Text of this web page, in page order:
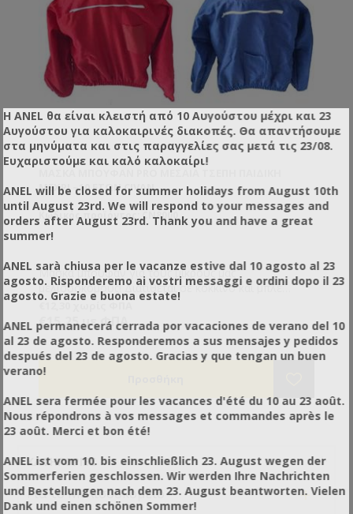
ΜΈΧΡΙ ~10 ΕΤΏΝ CIVAN
Κωδικός προϊόντος: CN8000
Μάσκα μπουφάν για τους μικρούς μας
μελισσοκόμους! Διατίθεται σε κόκκινο και μπλε
χρώμα. Διαθέτει μία μεγάλη τσέπη στο ύψος της
€15,25 με ΦΠΑ
ΚΑΤΗΓΟΡΊΕΣ
Για το Μελισσοκομείο +
Η ANEL θα είναι κλειστή από 10 Αυγούστου μέχρι και 23
Αυγούστου για καλοκαιρινές διακοπές. Θα απαντήσουμε
στα μηνύματα και στις παραγγελίες σας μετά τις 23/08.
Ευχαριστούμε και καλό καλοκαίρι!
ANEL will be closed for summer holidays from August 10th
until August 23rd. We will respond to your messages and
orders after August 23rd. Thank you and have a great
summer!
ANEL sarà chiusa per le vacanze estive dal 10 agosto al 23
agosto. Risponderemo ai vostri messaggi e ordini dopo il 23
agosto. Grazie e buona estate!
ANEL permanecerá cerrada por vacaciones de verano del 10
al 23 de agosto. Responderemos a sus mensajes y pedidos
después del 23 de agosto. Gracias y que tengan un buen
verano!
ANEL sera fermée pour les vacances d'été du 10 au 23 août.
Nous répondrons à vos messages et commandes après le
23 août. Merci et bon été!
ANEL ist vom 10. bis einschließlich 23. August wegen der
Sommerferien geschlossen. Wir werden Ihre Nachrichten
und Bestellungen nach dem 23. August beantworten. Vielen
Dank und einen schönen Sommer!